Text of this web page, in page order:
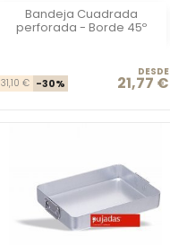
Bandeja Cuadrada
perforada - Borde 45º
Precio base
31,10 € -30% Precio
DESDE
21,77 €

Vista rápida